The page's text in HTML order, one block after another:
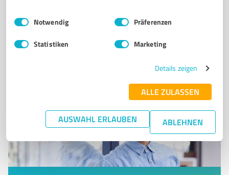
Impressum Datenschutzbestimmungen
Einwilligungsauswahl
Notwendig Präferenzen
Statistiken Marketing
Details zeigen
ALLE ZULASSEN
AUSWAHL ERLAUBEN ABLEHNEN
0,00 / 5,00